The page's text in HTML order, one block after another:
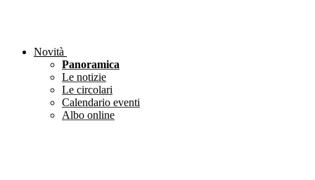
Novità
Panoramica
Le notizie
Le circolari
Calendario eventi
Albo online